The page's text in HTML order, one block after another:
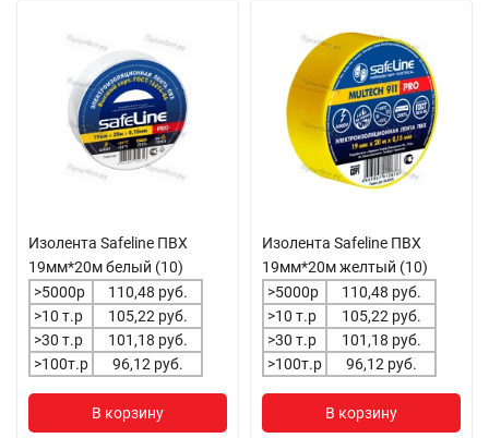
Изолента Safeline ПВХ
19мм*20м белый (10)
>5000р
110,48 руб.
>10 т.р
105,22 руб.
>30 т.р
101,18 руб.
>100т.р
96,12 руб.
В корзину
Изолента Safeline ПВХ
19мм*20м желтый (10)
>5000р
110,48 руб.
>10 т.р
105,22 руб.
>30 т.р
101,18 руб.
>100т.р
96,12 руб.
В корзину